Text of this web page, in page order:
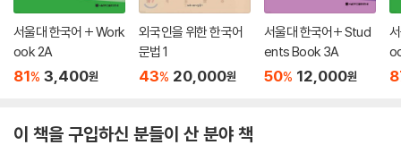
서울대 한국어 + Work
ook 2A
81% 3,400원
외국인을 위한 한국어
문법 1
43% 20,000원
서울대 한국어+ Stud
ents Book 3A
50% 12,000원
이 책을 구입하신 분들이 산 분야 책